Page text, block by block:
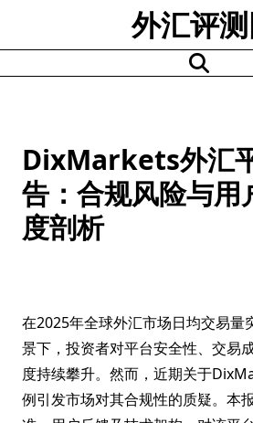
content
外汇评
DixMarkets外汇
告：合规风险与用
度剖析
在2025年全球外汇市场日均交易量
景下，投资者对平台安全性、交易
度持续攀升。然而，近期关于
例引发市场对其合规性的质疑。本